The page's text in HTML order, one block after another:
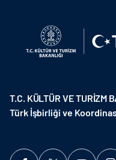
T.C. KÜLTÜR VE TURİZM
Türk İşbirliği ve